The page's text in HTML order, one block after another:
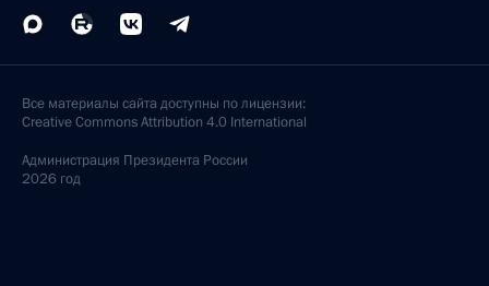
Все материалы сайта доступны по лицензии:
Creative Commons Attribution 4.0 International
Администрация Президента России
2026 год